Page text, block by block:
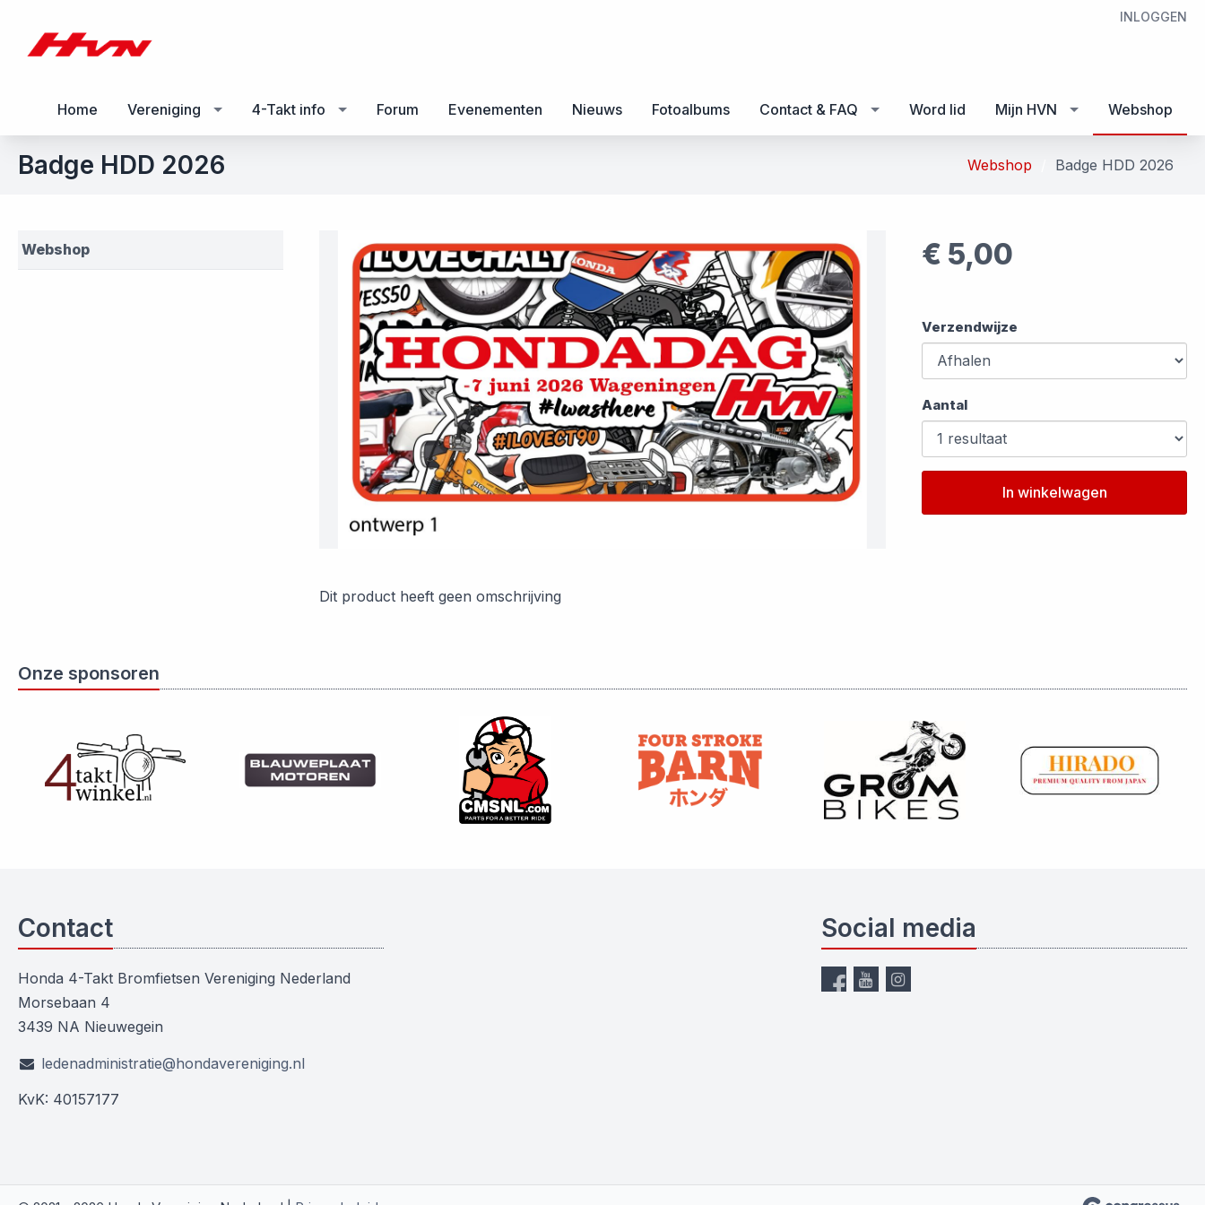
INLOGGEN
Home Vereniging 4-Takt info Forum Evenementen Nieuws Fotoalbums Contact & FAQ Word lid Mijn HVN Webshop
Webshop Badge HDD 2026
Badge HDD 2026
Webshop € 5,00
Verzendwijze
Aantal
In winkelwagen
Dit product heeft geen omschrijving
Onze sponsoren
Contact
Honda 4-Takt Bromfietsen Vereniging Nederland
Morsebaan 4
3439 NA Nieuwegein
ledenadministratie@hondavereniging.nl
KvK: 40157177
Social media